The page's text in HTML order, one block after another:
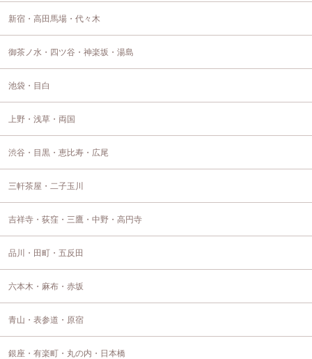
新宿・高田馬場・代々木
御茶ノ水・四ツ谷・神楽坂・湯島
池袋・目白
上野・浅草・両国
渋谷・目黒・恵比寿・広尾
三軒茶屋・二子玉川
吉祥寺・荻窪・三鷹・中野・高円寺
品川・田町・五反田
六本木・麻布・赤坂
青山・表参道・原宿
銀座・有楽町・丸の内・日本橋